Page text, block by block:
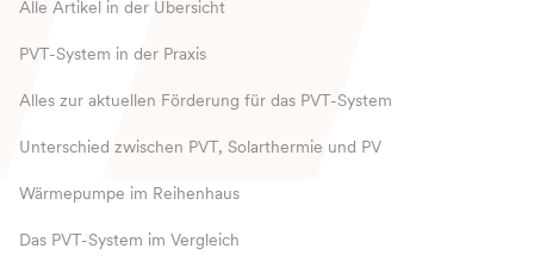
Alle Artikel in der Übersicht
PVT-System in der Praxis
Alles zur aktuellen Förderung für das PVT-System
Unterschied zwischen PVT, Solarthermie und PV
Wärmepumpe im Reihenhaus
Das PVT-System im Vergleich